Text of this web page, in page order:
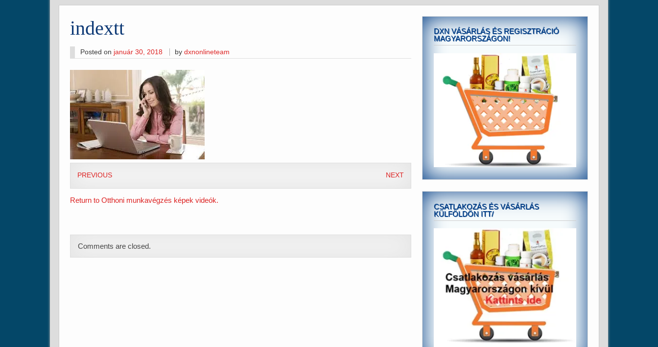
indextt
Posted on január 30, 2018 bydxnonlineteam
PREVIOUS NEXT
Return to Otthoni munkavégzés képek videók.
Comments are closed.
DXN VÁSÁRLÁS ÉS REGISZTRÁCIÓ
MAGYARORSZÁGON!
CSATLAKOZÁS ÉS VÁSÁRLÁS
KÜLFÖLDÖN ITT/